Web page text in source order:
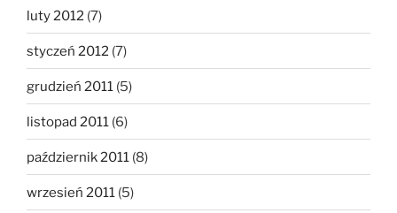
luty 2012 (7)
styczeń 2012 (7)
grudzień 2011 (5)
listopad 2011 (6)
październik 2011 (8)
wrzesień 2011 (5)